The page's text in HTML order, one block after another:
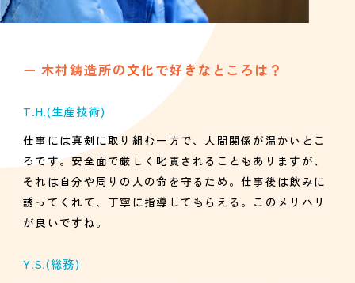
木村鋳造所の文化で好きなところは？
T.H.(生産技術)
仕事には真剣に取り組む一方で、人間関係が温かいとこ
ろです。安全面で厳しく叱責されることもありますが、
それは自分や周りの人の命を守るため。仕事後は飲みに
誘ってくれて、丁寧に指導してもらえる。このメリハリ
が良いですね。
Y.S.(総務)